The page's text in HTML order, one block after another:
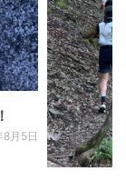
月5日